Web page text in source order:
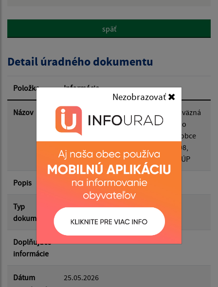
Nezobrazovať
Popis:
Dátum zverejnenia od:
Dátum zverejnenia do:
Filtrovať
späť
Detail úradného dokumentu
Položka Informácia
Názov
VZN č. 1/2026 ktorým sa vyhlasuje záväzná
časť Zmien a doplnkov č. 1 Územného
plánu obce Jakubany a dopĺňa VZN obce
Jakubany č. 2/2008 zo dňa 24.10.2008,
ktorým bola vyhlásená záväzná časť ÚP
Popis
Typ
dokumentu
VZN
Doplňujúce
informácie
Dátum
25.05.2026